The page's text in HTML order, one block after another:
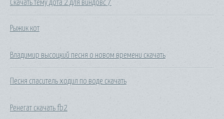
Скачать тему дота 2 для виндовс 7
Рыжик кот
Владимир высоцкий песня о новом времени скачать
Песня спаситель ходил по воде скачать
Ренегат скачать fb2